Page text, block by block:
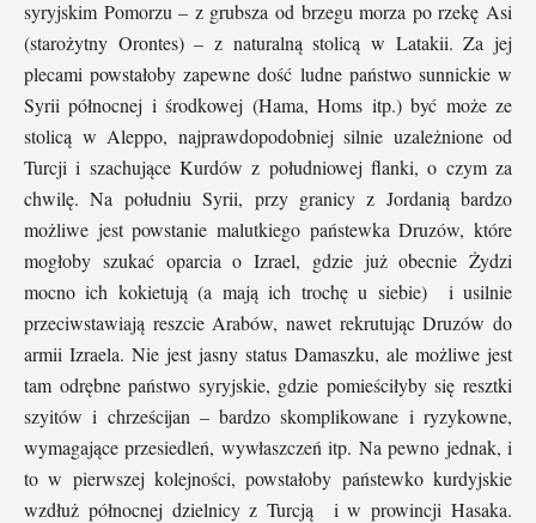
syryjskim Pomorzu – z grubsza od brzegu morza po rzekę Asi
(starożytny Orontes) – z naturalną stolicą w Latakii. Za jej
plecami powstałoby zapewne dość ludne państwo sunnickie w
Syrii północnej i środkowej (Hama, Homs itp.) być może ze
stolicą w Aleppo, najprawdopodobniej silnie uzależnione od
Turcji i szachujące Kurdów z południowej flanki, o czym za
chwilę. Na południu Syrii, przy granicy z Jordanią bardzo
możliwe jest powstanie malutkiego państewka Druzów, które
mogłoby szukać oparcia o Izrael, gdzie już obecnie Żydzi
mocno ich kokietują (a mają ich trochę u siebie) i usilnie
przeciwstawiają reszcie Arabów, nawet rekrutując Druzów do
armii Izraela. Nie jest jasny status Damaszku, ale możliwe jest
tam odrębne państwo syryjskie, gdzie pomieściłyby się resztki
szyitów i chrześcijan – bardzo skomplikowane i ryzykowne,
wymagające przesiedleń, wywłaszczeń itp. Na pewno jednak, i
to w pierwszej kolejności, powstałoby państewko kurdyjskie
wzdłuż północnej dzielnicy z Turcją i w prowincji Hasaka.